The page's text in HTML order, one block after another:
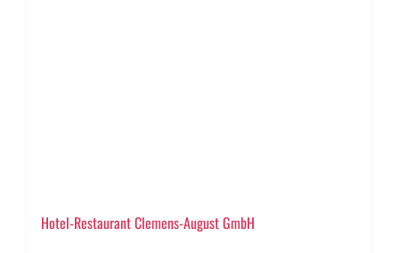
Hotel-Restaurant Clemens-August GmbH